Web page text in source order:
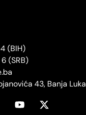
(BIH)
6 (SRB)
43, Banja Luka